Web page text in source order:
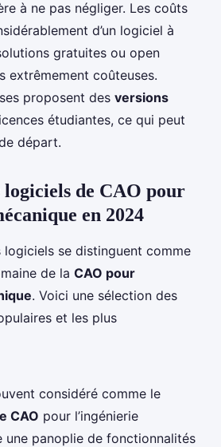
à ne pas négliger. Les coûts
d’un logiciel à
gratuites ou open
extrêmement coûteuses.
proposent des versions
étudiantes, ce qui peut
départ.
de CAO pour
en 2024
logiciels se distinguent comme
de la CAO pour
. Voici une sélection des
et les plus
considéré comme le
CAO pour l’ingénierie
une panoplie de fonctionnalités